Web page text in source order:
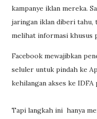
kampanye iklan mereka.
jaringan iklan diberi tahu,
melihat informasi khusus
Facebook mewajibkan
seluler untuk pindah ke
kehilangan akses ke IDFA
Tapi langkah ini hanya